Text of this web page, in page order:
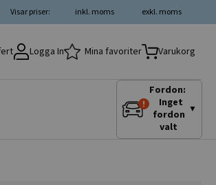
exkl. moms
inkl. moms
Visar priser:
Logga In Mina favoriter Varukorg
Fordon:
Inget
fordon
valt
▼